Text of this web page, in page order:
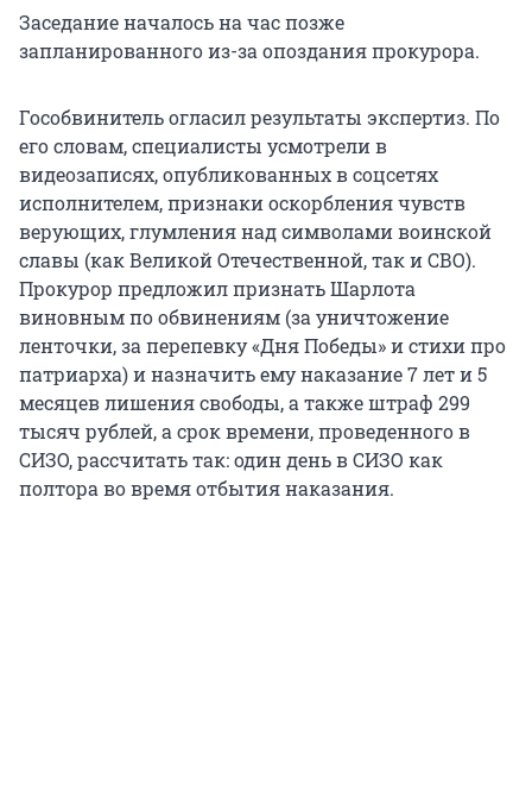
Заседание началось на час позже
запланированного из-за опоздания прокурора.
Гособвинитель огласил результаты экспертиз. По
его словам, специалисты усмотрели в
видеозаписях, опубликованных в соцсетях
исполнителем, признаки оскорбления чувств
верующих, глумления над символами воинской
славы (как Великой Отечественной, так и СВО).
Прокурор предложил признать Шарлота
виновным по обвинениям (за уничтожение
ленточки, за перепевку «Дня Победы» и стихи про
патриарха) и назначить ему наказание 7 лет и 5
месяцев лишения свободы, а также штраф 299
тысяч рублей, а срок времени, проведенного в
СИЗО, рассчитать так: один день в СИЗО как
полтора во время отбытия наказания.